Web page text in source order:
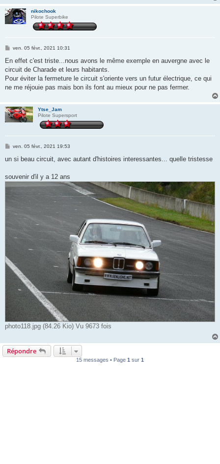
nikochook
Pilote Superbike
M
s
a
g
ven. 05 févr., 2021 10:31
En effet c'est triste...nous avons le même exemple en auvergne avec le
circuit de Charade et leurs habitants.
Pour éviter la fermeture le circuit s'oriente vers un futur électrique, ce qui
ne me réjouie pas mais bon ils font au mieux pour ne pas fermer.
Ytse_Jam
Pilote Supersport
M
s
g
e
ven. 05 févr., 2021 19:53
un si beau circuit, avec autant d'histoires interessantes... quelle tristesse
souvenir d'il y a 12 ans
photo118.jpg (84.26 Kio) Vu 9673 fois
Répondre
15 messages • Page 1 sur 1